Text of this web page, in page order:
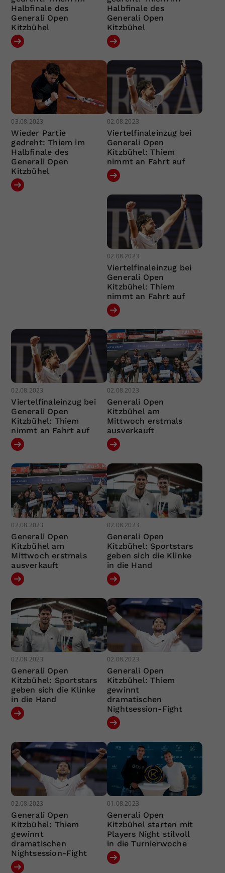
Halbfinale des
Generali Open
Kitzbühel
Halbfinale des
Generali Open
Kitzbühel
03.08.2023
Wieder Partie
gedreht: Thiem im
Halbfinale des
Generali Open
Kitzbühel
02.08.2023
Viertelfinaleinzug bei
Generali Open
Kitzbühel: Thiem
nimmt an Fahrt auf
02.08.2023
Viertelfinaleinzug bei
Generali Open
Kitzbühel: Thiem
nimmt an Fahrt auf
02.08.2023
Viertelfinaleinzug bei
Generali Open
Kitzbühel: Thiem
nimmt an Fahrt auf
02.08.2023
Generali Open
Kitzbühel am
Mittwoch erstmals
ausverkauft
02.08.2023
Generali Open
Kitzbühel am
Mittwoch erstmals
ausverkauft
02.08.2023
Generali Open
Kitzbühel: Sportstars
geben sich die Klinke
in die Hand
02.08.2023
Generali Open
Kitzbühel: Sportstars
geben sich die Klinke
in die Hand
02.08.2023
Generali Open
Kitzbühel: Thiem
gewinnt
dramatischen
Nightsession-Fight
02.08.2023
Generali Open
Kitzbühel: Thiem
gewinnt
dramatischen
Nightsession-Fight
01.08.2023
Generali Open
Kitzbühel starten mit
Players Night stilvoll
in die Turnierwoche